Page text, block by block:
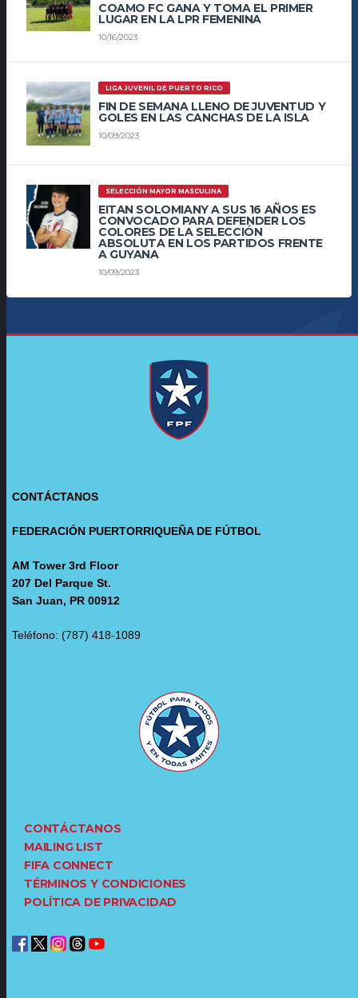
COAMO FC GANA Y TOMA EL PRIMER
LUGAR EN LA LPR FEMENINA
10/16/2023
LIGA JUVENIL DE PUERTO RICO
FIN DE SEMANA LLENO DE JUVENTUD Y
GOLES EN LAS CANCHAS DE LA ISLA
10/09/2023
SELECCIÓN MAYOR MASCULINA
EITAN SOLOMIANY A SUS 16 AÑOS ES
CONVOCADO PARA DEFENDER LOS
COLORES DE LA SELECCIÓN
ABSOLUTA EN LOS PARTIDOS FRENTE
A GUYANA
10/09/2023
CONTÁCTANOS
FEDERACIÓN PUERTORRIQUEÑA DE FÚTBOL
AM Tower 3rd Floor
207 Del Parque St.
San Juan, PR 00912
Teléfono: (787) 418-1089
CONTÁCTANOS
MAILING LIST
FIFA CONNECT
TÉRMINOS Y CONDICIONES
POLÍTICA DE PRIVACIDAD